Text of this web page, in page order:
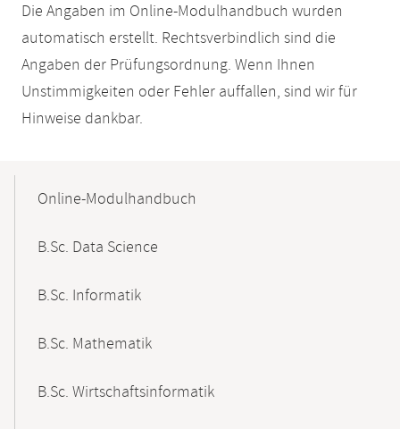
Die Angaben im Online-Modulhandbuch wurden
automatisch erstellt. Rechtsverbindlich sind die
Angaben der Prüfungsordnung. Wenn Ihnen
Unstimmigkeiten oder Fehler auffallen, sind wir für
Hinweise dankbar.
NavigationOnline-Modulhandbuch
B.Sc. Data Science
B.Sc. Informatik
B.Sc. Mathematik
B.Sc. Wirtschaftsinformatik